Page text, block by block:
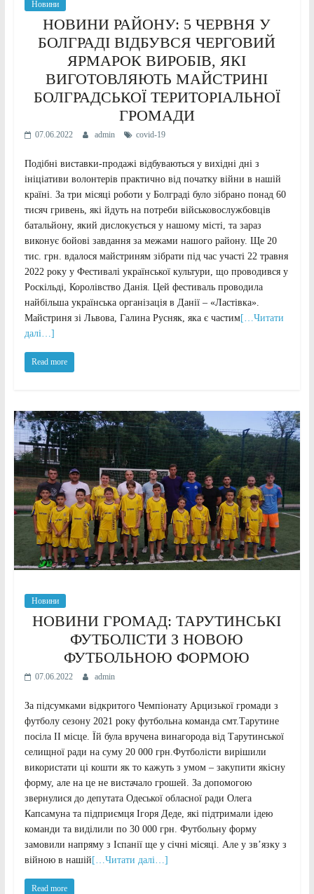
Новини
НОВИНИ РАЙОНУ: 5 ЧЕРВНЯ У
БОЛГРАДІ ВІДБУВСЯ ЧЕРГОВИЙ
ЯРМАРОК ВИРОБІВ, ЯКІ
ВИГОТОВЛЯЮТЬ МАЙСТРИНІ
БОЛГРАДСЬКОЇ ТЕРИТОРІАЛЬНОЇ
ГРОМАДИ
07.06.2022 admin covid-19
Подібні виставки-продажі відбуваються у вихідні дні з
ініціативи волонтерів практично від початку війни в нашій
країні. За три місяці роботи у Болграді було зібрано понад 60
тисяч гривень, які йдуть на потреби військовослужбовців
батальйону, який дислокується у нашому місті, та зараз
виконує бойові завдання за межами нашого району. Ще 20
тис. грн. вдалося майстриням зібрати під час участі 22 травня
2022 року у Фестивалі української культури, що проводився у
Роскільді, Королівство Данія. Цей фестиваль проводила
найбільша українська організація в Данії – «Ластівка».
Майстриня зі Львова, Галина Русняк, яка є частим[…Читати
далі…]
Read more
Новини
НОВИНИ ГРОМАД: ТАРУТИНСЬКІ
ФУТБОЛІСТИ З НОВОЮ
ФУТБОЛЬНОЮ ФОРМОЮ
07.06.2022 admin
За підсумками відкритого Чемпіонату Арцизької громади з
футболу сезону 2021 року футбольна команда смт.Тарутине
посіла ІІ місце. Їй була вручена винагорода від Тарутинської
селищної ради на суму 20 000 грн.Футболісти вирішили
використати ці кошти як то кажуть з умом – закупити якісну
форму, але на це не вистачало грошей. За допомогою
звернулися до депутата Одеської обласної ради Олега
Капсамуна та підприємця Ігоря Деде, які підтримали ідею
команди та виділили по 30 000 грн. Футбольну форму
замовили напряму з Іспанії ще у січні місяці. Але у зв’язку з
війною в нашій […Читати далі…]
Read more